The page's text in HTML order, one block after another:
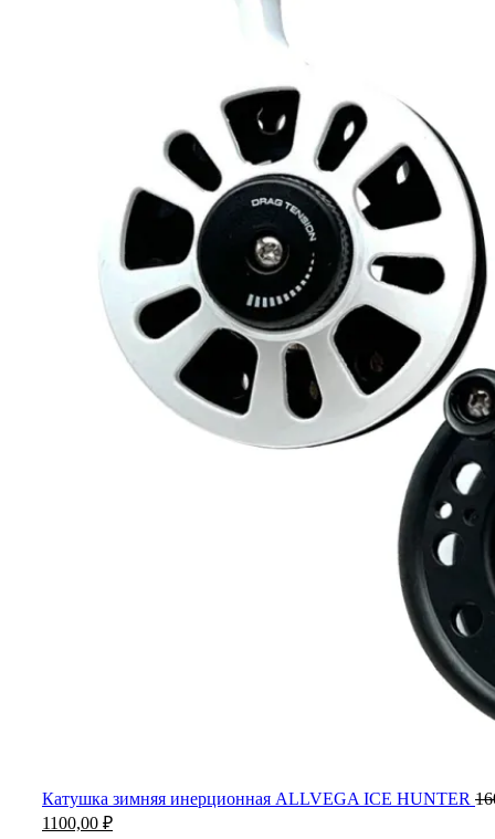
Катушка зимняя инерционная ALLVEGA ICE HUNTER
1100,00 ₽